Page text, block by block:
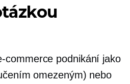
commerce podnikání jako
omezeným) nebo